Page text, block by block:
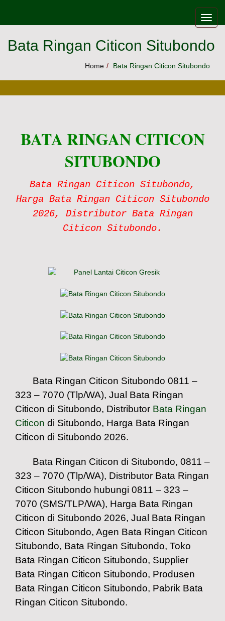
Toggle
Bata Ringan Citicon Situbondo
Home Bata Ringan Citicon Situbondo
BATA RINGAN CITICON
SITUBONDO
Bata Ringan Citicon Situbondo,
Harga Bata Ringan Citicon Situbondo
2026, Distributor Bata Ringan
Citicon Situbondo.
Bata Ringan Citicon Situbondo 0811 –
323 – 7070 (Tlp/WA), Jual Bata Ringan
Citicon di Situbondo, Distributor Bata Ringan
Citicon di Situbondo, Harga Bata Ringan
Citicon di Situbondo 2026.
Bata Ringan Citicon di Situbondo, 0811 –
323 – 7070 (Tlp/WA), Distributor Bata Ringan
Citicon Situbondo hubungi 0811 – 323 –
7070 (SMS/TLP/WA), Harga Bata Ringan
Citicon di Situbondo 2026, Jual Bata Ringan
Citicon Situbondo, Agen Bata Ringan Citicon
Situbondo, Bata Ringan Situbondo, Toko
Bata Ringan Citicon Situbondo, Supplier
Bata Ringan Citicon Situbondo, Produsen
Bata Ringan Citicon Situbondo, Pabrik Bata
Ringan Citicon Situbondo.